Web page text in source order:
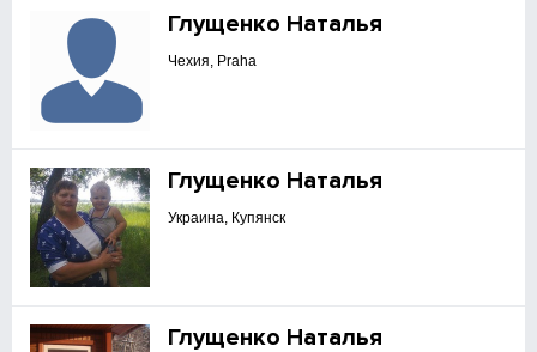
Глущенко Наталья
Чехия, Praha
Глущенко Наталья
Украина, Купянск
Глущенко Наталья